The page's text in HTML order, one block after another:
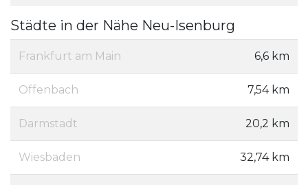
Städte in der Nähe Neu-Isenburg
Frankfurt am Main 6,6 km
Offenbach 7,54 km
Darmstadt 20,2 km
Wiesbaden 32,74 km